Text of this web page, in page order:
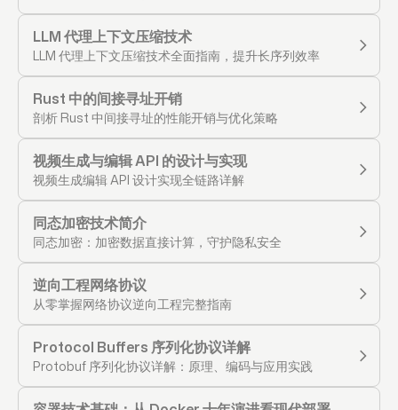
LLM 代理上下文压缩技术
LLM 代理上下文压缩技术全面指南，提升长序列效率
Rust 中的间接寻址开销
剖析 Rust 中间接寻址的性能开销与优化策略
视频生成与编辑 API 的设计与实现
视频生成编辑 API 设计实现全链路详解
同态加密技术简介
同态加密：加密数据直接计算，守护隐私安全
逆向工程网络协议
从零掌握网络协议逆向工程完整指南
Protocol Buffers 序列化协议详解
Protobuf 序列化协议详解：原理、编码与应用实践